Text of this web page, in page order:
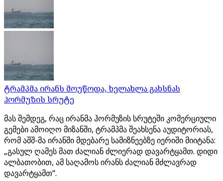
ტრამპმა ირანს მოუწოდა, ხელახლა გახსნას
ჰორმუზის სრუტე
მას შემდეგ, რაც ირანმა ჰორმუზის სრუტეში კომერციული
გემები ამოიღო მიზანში, ტრამპმა შეახსენა აუდიტორიას,
რომ აშშ-მა ირანში მდებარე სამიზნეებზე იერიში მიიტანა:
„გასულ ღამეს მათ ძალიან ძლიერად დავარტყამთ. დიდი
ალბათობით, ამ საღამოს ირანს ძალიან მძლავრად
დავარტყამთ“.